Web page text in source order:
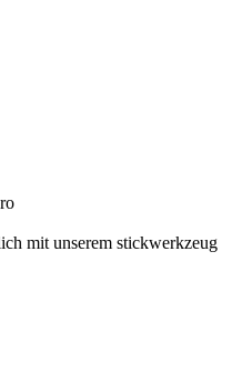
mit unserem stickwerkzeug